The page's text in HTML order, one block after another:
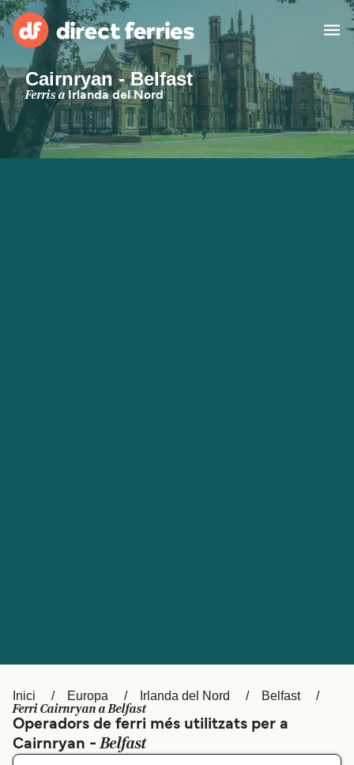
Països
Bitllets de Ferry
Ελλάδα Belgique (FR)
Polska Deutschland
Schweiz (DE) Norge
Cairnryan - Belfast
Ferris aIrlanda del Nord
Inici Europa Irlanda del Nord Belfast
Ferri Cairnryan a Belfast
Operadors de ferri més utilitzats per a
Cairnryan -Belfast